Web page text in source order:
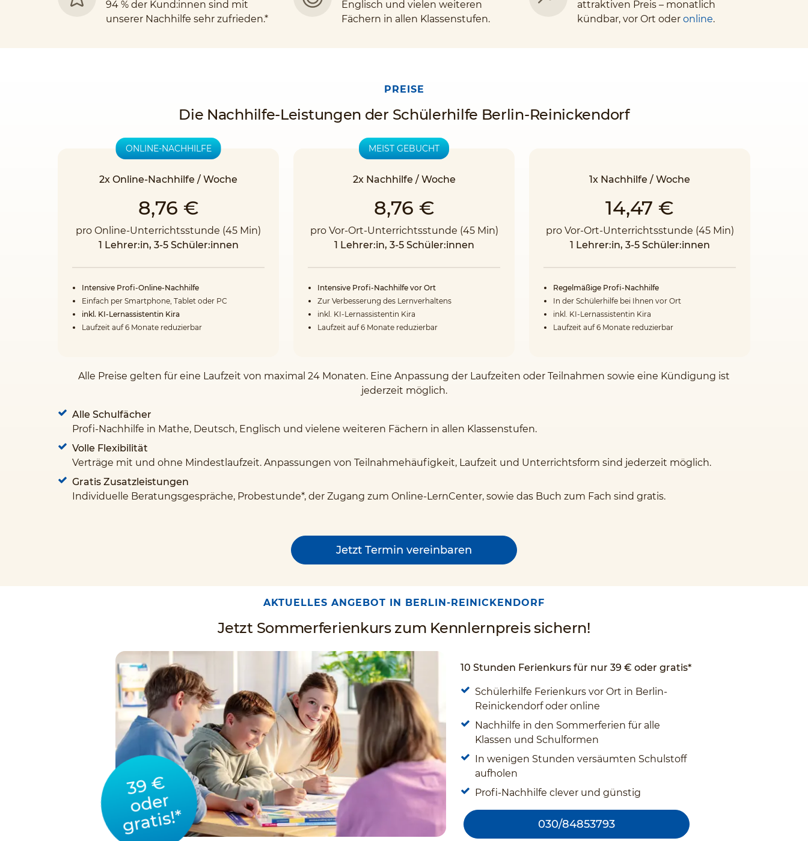
94 % der Kund:innen sind mit
unserer Nachhilfe sehr zufrieden.*
Englisch und vielen weiteren
Fächern in allen Klassenstufen.
attraktiven Preis – monatlich
kündbar, vor Ort oder online.
PREISE
Die Nachhilfe-Leistungen der Schülerhilfe Berlin-Reinickendorf
MEIST GEBUCHT
2x Nachhilfe / Woche
8,76 €
pro Vor-Ort-Unterrichtsstunde (45 Min)
1 Lehrer:in, 3-5 Schüler:innen
Intensive Profi-Nachhilfe vor Ort
Zur Verbesserung des Lernverhaltens
inkl. KI-Lernassistentin Kira
Laufzeit auf 6 Monate reduzierbar
ONLINE-NACHHILFE
2x Online-Nachhilfe / Woche
8,76 €
pro Online-Unterrichtsstunde (45 Min)
1 Lehrer:in, 3-5 Schüler:innen
Intensive Profi-Online-Nachhilfe
Einfach per Smartphone, Tablet oder PC
inkl. KI-Lernassistentin Kira
Laufzeit auf 6 Monate reduzierbar
1x Nachhilfe / Woche
14,47 €
pro Vor-Ort-Unterrichtsstunde (45 Min)
1 Lehrer:in, 3-5 Schüler:innen
Regelmäßige Profi-Nachhilfe
In der Schülerhilfe bei Ihnen vor Ort
inkl. KI-Lernassistentin Kira
Laufzeit auf 6 Monate reduzierbar
Alle Preise gelten für eine Laufzeit von maximal 24 Monaten. Eine Anpassung der Laufzeiten oder Teilnahmen sowie eine Kündigung ist
jederzeit möglich.
Alle Schulfächer
Profi-Nachhilfe in Mathe, Deutsch, Englisch und vielene weiteren Fächern in allen Klassenstufen.
Volle Flexibilität
Verträge mit und ohne Mindestlaufzeit. Anpassungen von Teilnahmehäufigkeit, Laufzeit und Unterrichtsform sind jederzeit möglich.
Gratis Zusatzleistungen
Individuelle Beratungsgespräche, Probestunde*, der Zugang zum Online-LernCenter, sowie das Buch zum Fach sind gratis.
Jetzt Termin vereinbaren
AKTUELLES ANGEBOT IN BERLIN-REINICKENDORF
Jetzt Sommerferienkurs zum Kennlernpreis sichern!
39 €
oder
gratis!*
10 Stunden Ferienkurs für nur 39 € oder gratis*
Schülerhilfe Ferienkurs vor Ort in Berlin-
Reinickendorf oder online
Nachhilfe in den Sommerferien für alle
Klassen und Schulformen
In wenigen Stunden versäumten Schulstoff
aufholen
Profi-Nachhilfe clever und günstig
030/84853793